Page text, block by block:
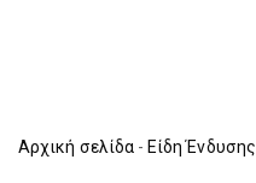
Αρχική σελίδα - Είδη Ένδυσης